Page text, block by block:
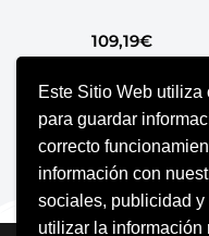
Este Sitio Web
para guardar
correcto
información con
sociales, publicidad
utilizar la
109,19€
AÑADIR AL CARRITO